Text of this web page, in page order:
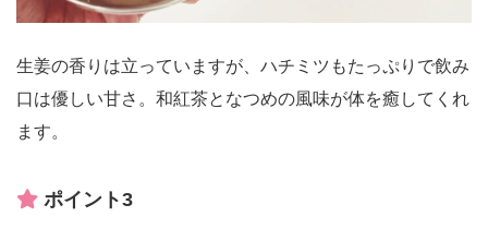
生姜の香りは立っていますが、ハチミツもたっぷりで飲み
口は優しい甘さ。和紅茶となつめの風味が体を癒してくれ
ます。
ポイント3